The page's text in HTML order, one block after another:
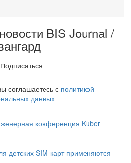
BIS Journal /
Подписаться
соглашаетесь с политикой
данных
конференция Kuber
детских SIM-карт применяются